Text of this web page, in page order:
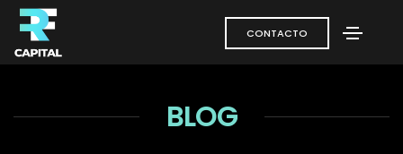
CONTACTO
BLOG